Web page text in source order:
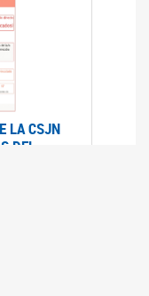
LA CSJN
DEL